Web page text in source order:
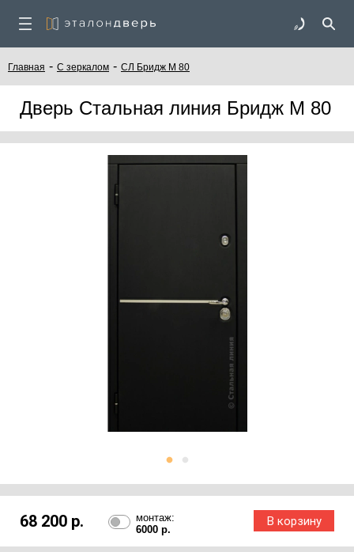
Главная - C зеркалом - СЛ Бридж М 80
Дверь Стальная линия Бридж М 80
68 200 р.
монтаж:
6000 р.